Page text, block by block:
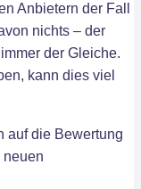
Anbietern der Fall
nichts – der
der Gleiche.
kann dies viel
auf die Bewertung
neuen